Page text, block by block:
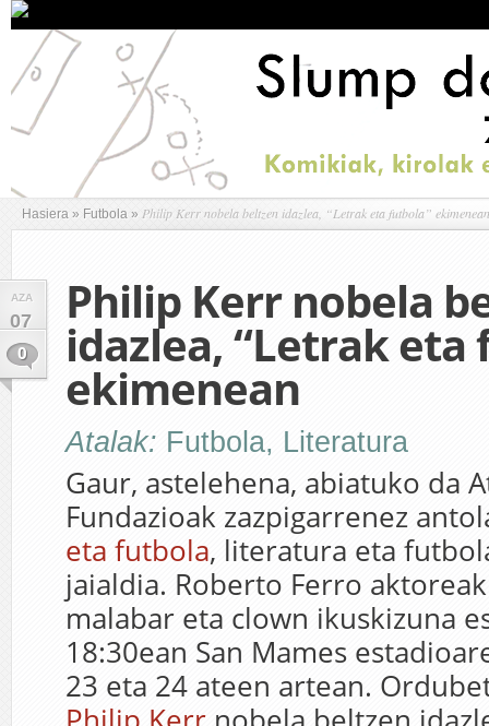
Hasiera » Futbola » Philip Kerr nobela beltzen idazlea, “Letrak eta futbola” ekimenean
AZA
07
0
Philip Kerr nobela
idazlea, “Letrak eta
ekimenean
Atalak: Futbola, Literatura
Gaur, astelehena, abiatuko da
Fundazioak zazpigarrenez
eta futbola, literatura eta
jaialdia. Roberto Ferro
malabar eta clown ikuskizuna
18:30ean San Mames
23 eta 24 ateen artean.